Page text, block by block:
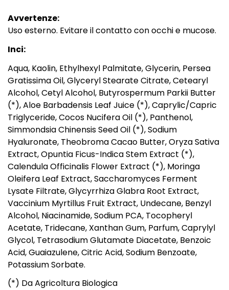
Avvertenze:
Uso esterno. Evitare il contatto con occhi e mucose.
Inci:
Aqua, Kaolin, Ethylhexyl Palmitate, Glycerin, Persea
Gratissima Oil, Glyceryl Stearate Citrate, Cetearyl
Alcohol, Cetyl Alcohol, Butyrospermum Parkii Butter
(*), Aloe Barbadensis Leaf Juice (*), Caprylic/Capric
Triglyceride, Cocos Nucifera Oil (*), Panthenol,
Simmondsia Chinensis Seed Oil (*), Sodium
Hyaluronate, Theobroma Cacao Butter, Oryza Sativa
Extract, Opuntia Ficus-Indica Stem Extract (*),
Calendula Officinalis Flower Extract (*), Moringa
Oleifera Leaf Extract, Saccharomyces Ferment
Lysate Filtrate, Glycyrrhiza Glabra Root Extract,
Vaccinium Myrtillus Fruit Extract, Undecane, Benzyl
Alcohol, Niacinamide, Sodium PCA, Tocopheryl
Acetate, Tridecane, Xanthan Gum, Parfum, Caprylyl
Glycol, Tetrasodium Glutamate Diacetate, Benzoic
Acid, Guaiazulene, Citric Acid, Sodium Benzoate,
Potassium Sorbate.
(*) Da Agricoltura Biologica